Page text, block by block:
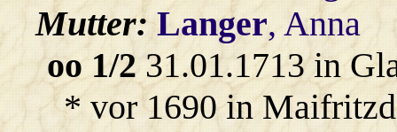
Mutter:Langer, Anna
oo 1/2 31.01.1713 in
* vor 1690 in